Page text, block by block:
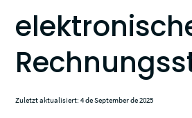
Zuletzt aktualisiert: 4 de September de 2025